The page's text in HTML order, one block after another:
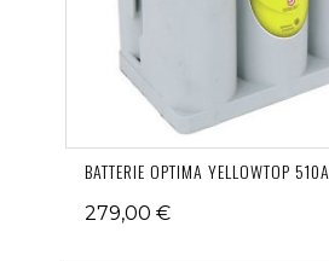
BATTERIE OPTIMA YELLOWTOP 510A
279,00 €